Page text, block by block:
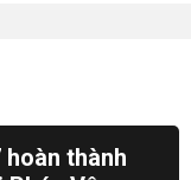
hoàn thành